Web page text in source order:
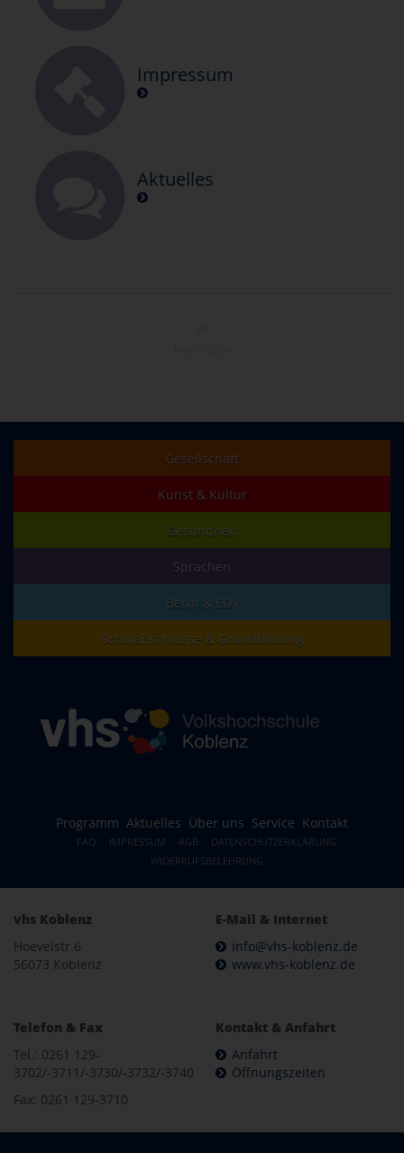
Impressum
Aktuelles
Gesellschaft
Kunst & Kultur
Gesundheit
Sprachen
Beruf & EDV
Schulabschlüsse & Grundbildung
Programm Aktuelles Über uns Service Kontakt
FAQ IMPRESSUM AGB
DATENSCHUTZERKLÄRUNG
WIDERRUFSBELEHRUNG
vhs Koblenz
Hoevelstr.6
56073 Koblenz
E-Mail & Internet
info@vhs-koblenz.de
www.vhs-koblenz.de
Telefon & Fax
Tel.: 0261 129-
3702/-3711/-3730/-3732/-3740
Fax: 0261 129-3710
Kontakt & Anfahrt
Anfahrt
Öffnungszeiten